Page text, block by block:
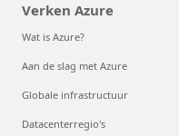
Verken Azure
Wat is Azure?
Aan de slag met Azure
Globale infrastructuur
Datacenterregio's